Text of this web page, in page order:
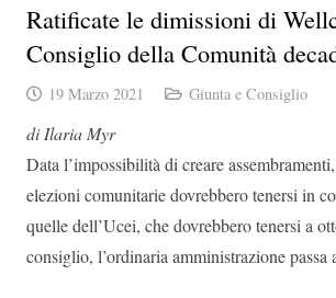
Ratificate le dimissioni di
Consiglio della Comunità
19 Marzo 2021 Giunta e Consiglio
di Ilaria Myr
Data l’impossibilità di creare
elezioni comunitarie dovrebbero tenersi in
quelle dell’Ucei, che dovrebbero tenersi a
consiglio, l’ordinaria amministrazione passa